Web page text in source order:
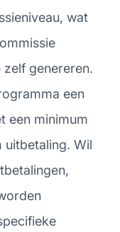
wat
genereren.
een
een minimum
uitbetaling. Wil